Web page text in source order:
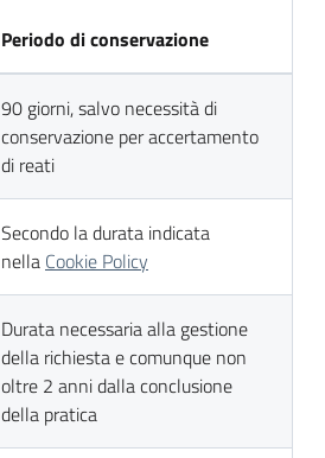
Periodo di conservazione
90 giorni, salvo necessità di
conservazione per accertamento
di reati
Secondo la durata indicata
nella Cookie Policy
Durata necessaria alla gestione
della richiesta e comunque non
oltre 2 anni dalla conclusione
della pratica